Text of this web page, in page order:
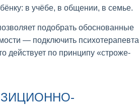
в учёбе, в общении, в семье.
подобрать обоснованные
— подключить психотерапевта
действует по принципу «строже-